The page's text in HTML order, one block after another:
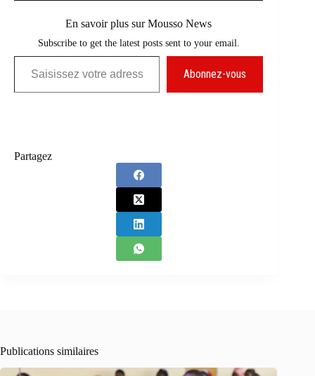
En savoir plus sur Mousso News
Subscribe to get the latest posts sent to your email.
Saisissez votre adresse e-mail…
Abonnez-vous
Partagez
Publications similaires